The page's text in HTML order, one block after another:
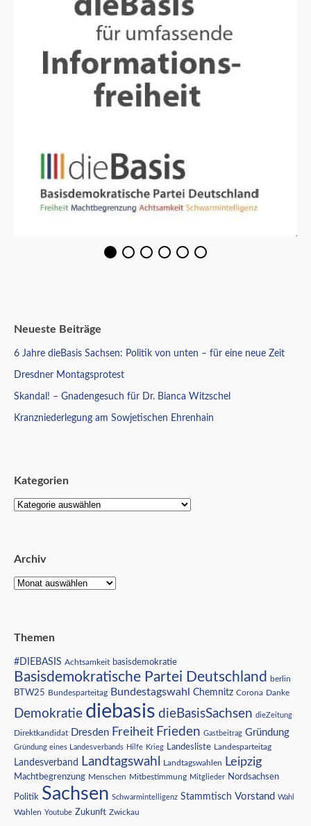
Neueste Beiträge
6 Jahre dieBasis Sachsen: Politik von unten – für eine neue Zeit
Dresdner Montagsprotest
Skandal! – Gnadengesuch für Dr. Bianca Witzschel
Kranzniederlegung am Sowjetischen Ehrenhain
Kategorien
Archiv
Themen
#DIEBASIS Achtsamkeit basisdemokratie
Basisdemokratische Partei Deutschland berlin
BTW25 Bundesparteitag Bundestagswahl Chemnitz Corona Danke
Demokratie diebasis dieBasisSachsen dieZeitung
Direktkandidat Dresden Freiheit Frieden Gastbeitrag Gründung
Gründung eines Landesverbands Hilfe Krieg Landesliste Landesparteitag
Landesverband Landtagswahl Landtagswahlen Leipzig
Machtbegrenzung Menschen Mitbestimmung Mitglieder Nordsachsen
Politik Sachsen Schwarmintelligenz Stammtisch Vorstand Wahl
Wahlen Youtube Zukunft Zwickau